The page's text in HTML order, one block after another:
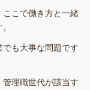
こで働き方と一緒
も大事な問題です
理職世代が該当す